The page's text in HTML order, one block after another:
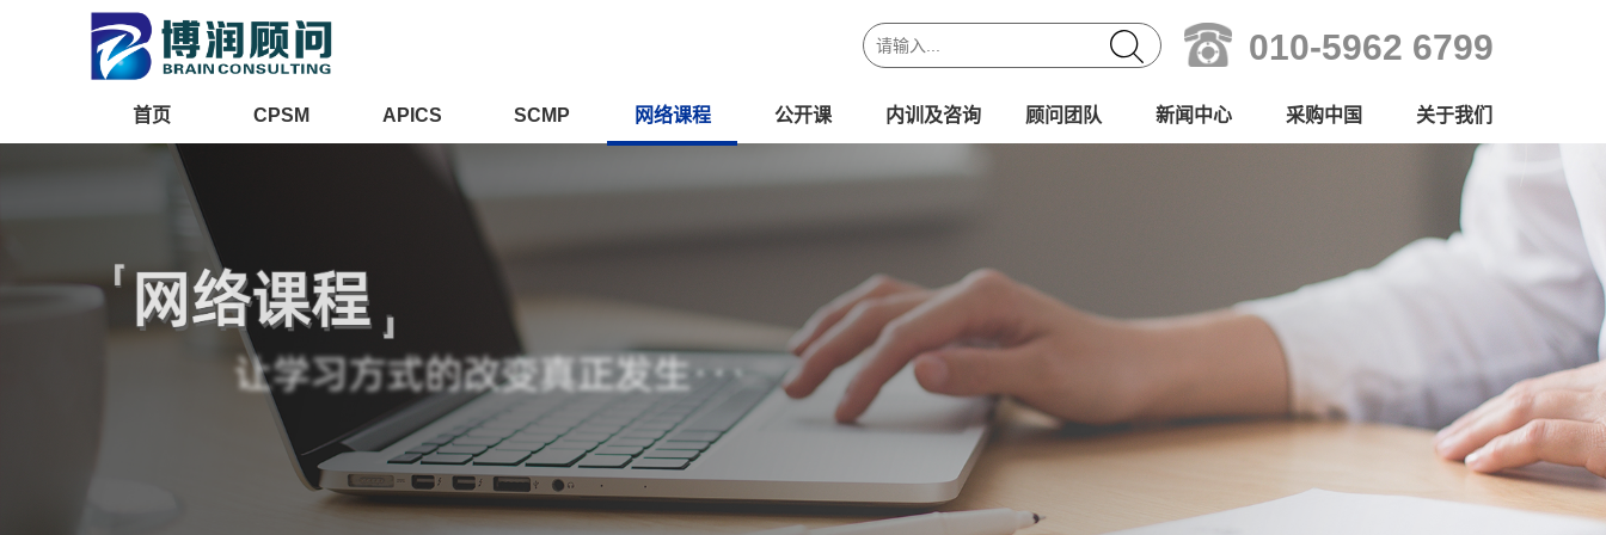
010-5962 6799
首页 CPSM APICS SCMP 网络课程 公开课 内训及咨询 顾问团队 新闻中心 采购中国 关于我们